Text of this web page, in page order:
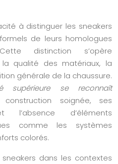
à distinguer les sneakers
de leurs homologues
distinction s’opère
qualité des matériaux, la
générale de la chaussure.
supérieure se reconnaît
soignée, ses
d’éléments
comme les systèmes
colorés.
dans les contextes